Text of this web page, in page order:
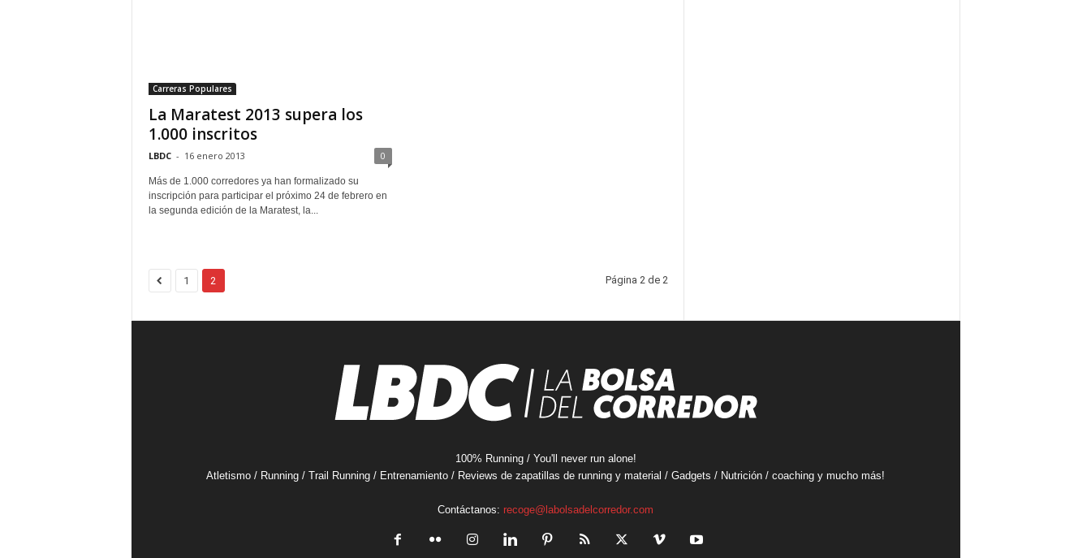
Carreras Populares
La Maratest 2013 supera los
1.000 inscritos
LBDC - 16 enero 2013 0
Más de 1.000 corredores ya han formalizado su
inscripción para participar el próximo 24 de febrero en
la segunda edición de la Maratest, la...
1 2 Página 2 de 2
100% Running / You'll never run alone!
Atletismo / Running / Trail Running / Entrenamiento / Reviews de zapatillas de running y material / Gadgets / Nutrición / coaching y mucho más!
Contáctanos: recoge@labolsadelcorredor.com